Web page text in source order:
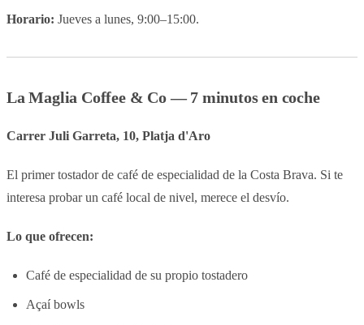
Horario: Jueves a lunes, 9:00–15:00.
La Maglia Coffee & Co — 7 minutos en coche
Carrer Juli Garreta, 10, Platja d'Aro
El primer tostador de café de especialidad de la Costa Brava. Si te
interesa probar un café local de nivel, merece el desvío.
Lo que ofrecen:
Café de especialidad de su propio tostadero
Açaí bowls